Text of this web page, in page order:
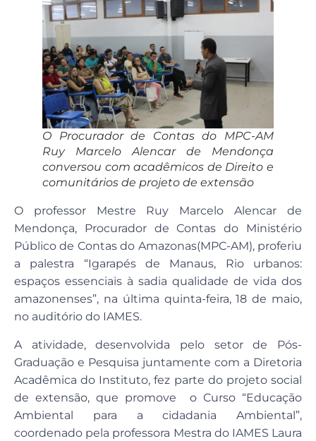
O Procurador de Contas do MPC-AM
Ruy Marcelo Alencar de Mendonça
conversou com acadêmicos de Direito e
comunitários de projeto de extensão
O professor Mestre Ruy Marcelo Alencar de
Mendonça, Procurador de Contas do Ministério
Público de Contas do Amazonas(MPC-AM), proferiu
a palestra “Igarapés de Manaus, Rio urbanos:
espaços essenciais à sadia qualidade de vida dos
amazonenses”, na última quinta-feira, 18 de maio,
no auditório do IAMES.
A atividade, desenvolvida pelo setor de Pós-
Graduação e Pesquisa juntamente com a Diretoria
Acadêmica do Instituto, fez parte do projeto social
de extensão, que promove o Curso “Educação
Ambiental para a cidadania Ambiental”,
coordenado pela professora Mestra do IAMES Laura